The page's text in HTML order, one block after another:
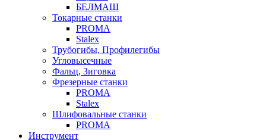
БЕЛМАШ
Токарные станки
PROMA
Stalex
Трубогибы, Профилегибы
Угловысечные
Фальц, Зиговка
Фрезерные станки
PROMA
Stalex
Шлифовальные станки
PROMA
Инструмент